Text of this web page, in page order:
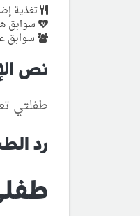
تغذية
سوابق
سوابق
نص
طفلتي
رد